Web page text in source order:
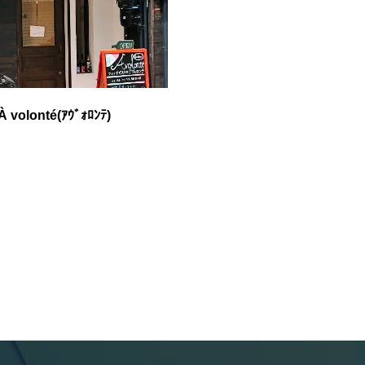
ｱｳﾞｫﾛﾝﾃ)